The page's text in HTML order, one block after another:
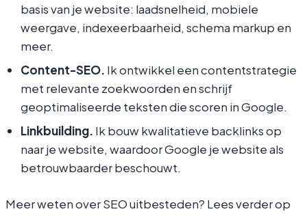
basis van je website: laadsnelheid, mobiele
weergave, indexeerbaarheid, schema markup en
meer.
Content-SEO. Ik ontwikkel een contentstrategie
met relevante zoekwoorden en schrijf
geoptimaliseerde teksten die scoren in Google.
Linkbuilding. Ik bouw kwalitatieve backlinks op
naar je website, waardoor Google je website als
betrouwbaarder beschouwt.
Meer weten over SEO uitbesteden? Lees verder op